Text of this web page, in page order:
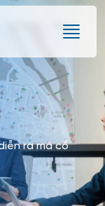
ra mà cổ